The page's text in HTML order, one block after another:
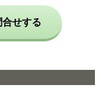
合せする